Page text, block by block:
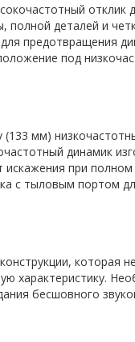
отклик
полной деталей и
предотвращения
под
мм)
динамик
искажения при
с тыловым портом
которая
характеристику.
бесшовного